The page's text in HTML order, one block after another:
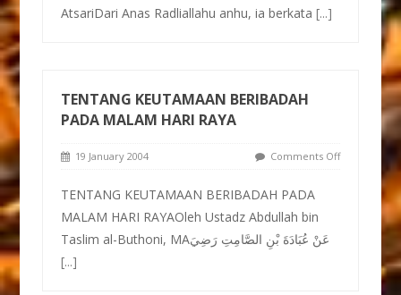
AtsariDari Anas Radliallahu anhu, ia berkata[...]
TENTANG KEUTAMAAN BERIBADAH
PADA MALAM HARI RAYA
19 January 2004 Comments Off
TENTANG KEUTAMAAN BERIBADAH PADA
MALAM HARI RAYAOleh Ustadz Abdullah bin
Taslim al-Buthoni, MAعَنْ عُبَادَةَ بْنِ الصَّامِتِ رَضِيَ
[...]